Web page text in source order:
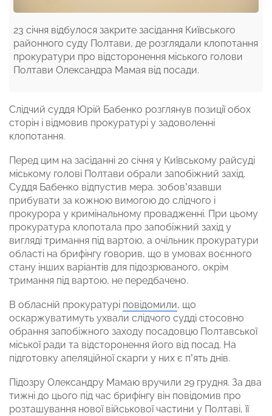
23 січня відбулося закрите засідання Київського
районного суду Полтави, де розглядали клопотання
прокуратури про відсторонення міського голови
Полтави Олександра Мамая від посади.
Слідчий суддя Юрій Бабенко розглянув позиції обох
сторін і відмовив прокуратурі у задоволенні
клопотання.
Перед цим на засіданні 20 січня у Київському райсуді
міському голові Полтави обрали запобіжний захід.
Суддя Бабенко відпустив мера. зобов’язавши
прибувати за кожною вимогою до слідчого і
прокурора у кримінальному провадженні. При цьому
прокуратура клопотала про запобіжний захід у
вигляді тримання під вартою, а очільник прокуратури
області на брифінгу говорив, що в умовах воєнного
стану інших варіантів для підозрюваного, окрім
тримання під вартою, не передбачено.
В обласній прокуратурі повідомили, що
оскаржуватимуть ухвали слідчого судді стосовно
обрання запобіжного заходу посадовцю Полтавської
міської ради та відсторонення його від посад. На
підготовку апеляційної скарги у них є п’ять днів.
Підозру Олександру Мамаю вручили 29 грудня. За два
тижні до цього під час брифінгу він повідомив про
розташування нової військової частини у Полтаві, її